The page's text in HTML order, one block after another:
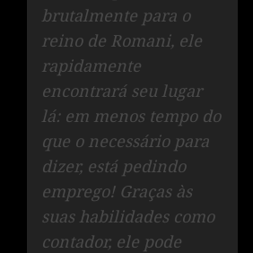
brutalmente para o
reino de Romani, ele
rapidamente
encontrará seu lugar
lá: em menos tempo do
que o necessário para
dizer, está pedindo
emprego! Graças às
suas habilidades como
contador, ele pode